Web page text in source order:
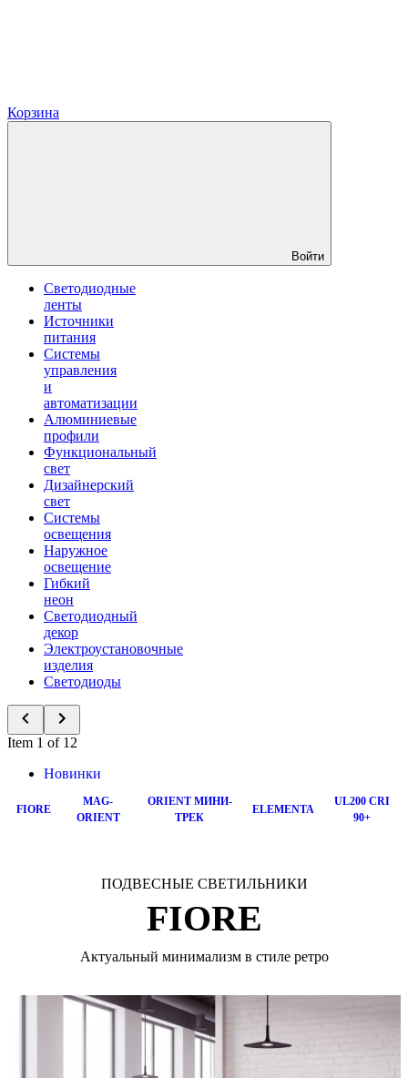
Корзина
Войти
Светодиодные
ленты
Источники
питания
Системы
управления
и
автоматизации
Алюминиевые
профили
Функциональный
свет
Дизайнерский
свет
Системы
освещения
Наружное
освещение
Гибкий
неон
Светодиодный
декор
Электроустановочные
изделия
Светодиоды
Item 1 of 12
Новинки
FIORE
MAG-
ORIENT
ORIENT МИНИ-
ТРЕК
ELEMENTA
UL200 CRI
90+
ПОДВЕСНЫЕ СВЕТИЛЬНИКИ
FIORE
Актуальный минимализм в стиле ретро